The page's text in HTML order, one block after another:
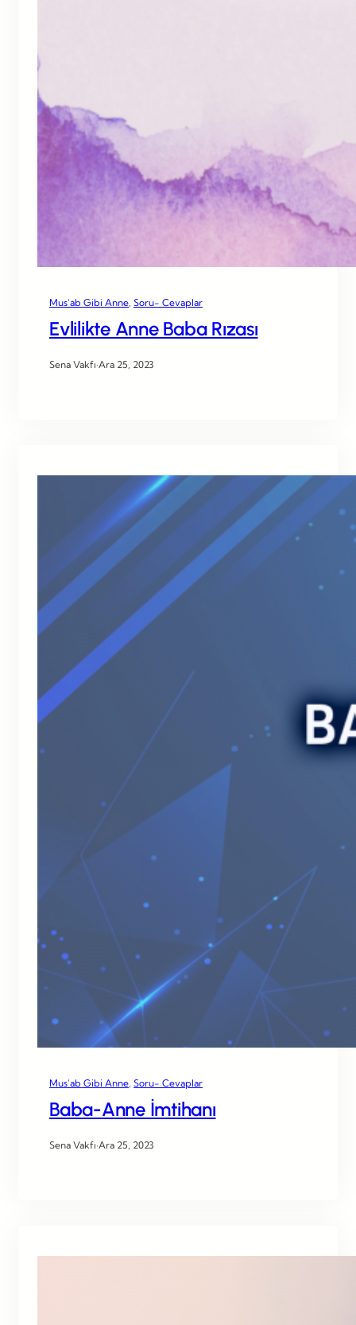
Mus’ab Gibi Anne Soru- Cevaplar
Evlilikte Anne Baba Rızası
Sena Vakfı·Ara 25, 2023
Mus’ab Gibi Anne Soru- Cevaplar
Baba-Anne İmtihanı
Sena Vakfı·Ara 25, 2023